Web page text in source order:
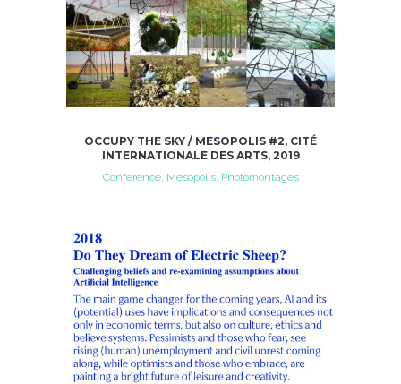
OCCUPY THE SKY / MESOPOLIS #2, CITÉ
INTERNATIONALE DES ARTS, 2019
Conference, Mesopolis, Photomontages